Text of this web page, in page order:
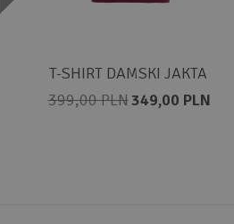
T-SHIRT DAMSKI JAKTA
399,00 PLN349,00 PLN